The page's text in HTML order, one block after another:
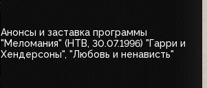
Анонсы и заставка программы
"Меломания" (НТВ, 30.07.1996) "Гарри и
Хендерсоны", "Любовь и ненависть"